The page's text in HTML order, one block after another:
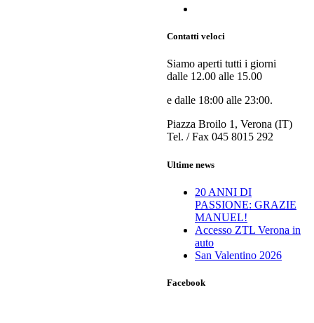
Contatti veloci
Siamo aperti tutti i giorni
dalle 12.00 alle 15.00
e dalle 18:00 alle 23:00.
Piazza Broilo 1, Verona (IT)
Tel. / Fax 045 8015 292
Ultime news
20 ANNI DI
PASSIONE: GRAZIE
MANUEL!
Accesso ZTL Verona in
auto
San Valentino 2026
Facebook